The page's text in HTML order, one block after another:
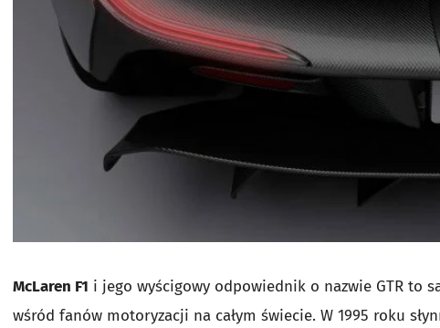
McLaren F1 i jego wyścigowy odpowiednik o nazwie GTR to
wśród fanów motoryzacji na całym świecie. W 1995 roku